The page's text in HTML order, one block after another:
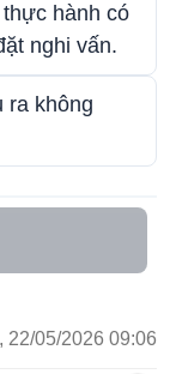
hành có
nghi vấn.
ra không
22/05/2026 09:06